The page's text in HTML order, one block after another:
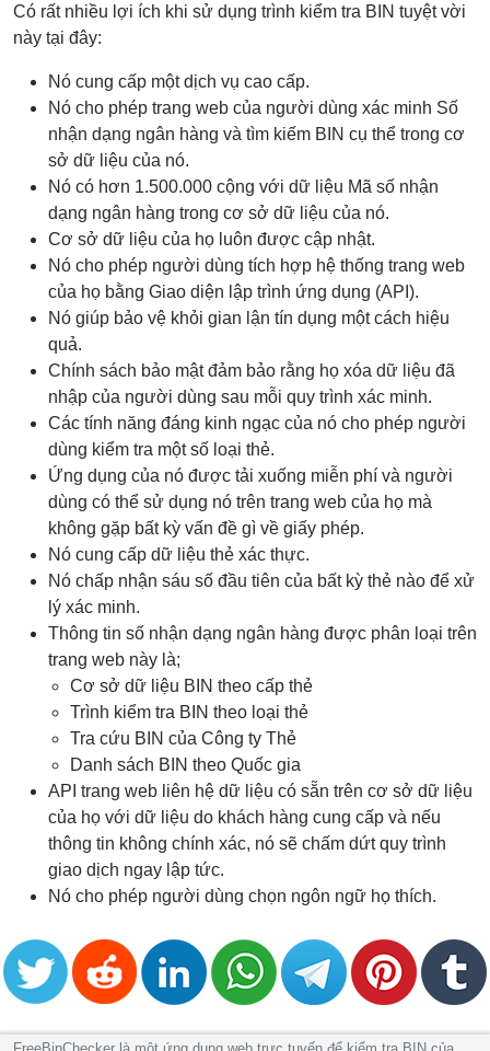
Có rất nhiều lợi ích khi sử dụng trình kiểm tra BIN tuyệt vời
này tại đây:
Nó cung cấp một dịch vụ cao cấp.
Nó cho phép trang web của người dùng xác minh Số
nhận dạng ngân hàng và tìm kiếm BIN cụ thể trong cơ
sở dữ liệu của nó.
Nó có hơn 1.500.000 cộng với dữ liệu Mã số nhận
dạng ngân hàng trong cơ sở dữ liệu của nó.
Cơ sở dữ liệu của họ luôn được cập nhật.
Nó cho phép người dùng tích hợp hệ thống trang web
của họ bằng Giao diện lập trình ứng dụng (API).
Nó giúp bảo vệ khỏi gian lận tín dụng một cách hiệu
quả.
Chính sách bảo mật đảm bảo rằng họ xóa dữ liệu đã
nhập của người dùng sau mỗi quy trình xác minh.
Các tính năng đáng kinh ngạc của nó cho phép người
dùng kiểm tra một số loại thẻ.
Ứng dụng của nó được tải xuống miễn phí và người
dùng có thể sử dụng nó trên trang web của họ mà
không gặp bất kỳ vấn đề gì về giấy phép.
Nó cung cấp dữ liệu thẻ xác thực.
Nó chấp nhận sáu số đầu tiên của bất kỳ thẻ nào để xử
lý xác minh.
Thông tin số nhận dạng ngân hàng được phân loại trên
trang web này là;
Cơ sở dữ liệu BIN theo cấp thẻ
Trình kiểm tra BIN theo loại thẻ
Tra cứu BIN của Công ty Thẻ
Danh sách BIN theo Quốc gia
API trang web liên hệ dữ liệu có sẵn trên cơ sở dữ liệu
của họ với dữ liệu do khách hàng cung cấp và nếu
thông tin không chính xác, nó sẽ chấm dứt quy trình
giao dịch ngay lập tức.
Nó cho phép người dùng chọn ngôn ngữ họ thích.